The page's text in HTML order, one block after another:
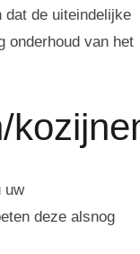
dat de uiteindelijke
onderhoud van het
uw
deze alsnog